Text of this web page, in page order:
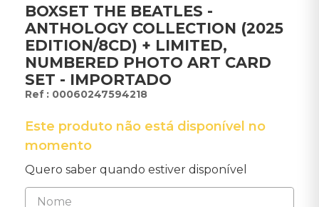
BOXSET THE BEATLES -
ANTHOLOGY COLLECTION (2025
EDITION/8CD) + LIMITED,
NUMBERED PHOTO ART CARD
SET - IMPORTADO
: 00060247594218
Este produto não está disponível no
momento
Quero saber quando estiver disponível